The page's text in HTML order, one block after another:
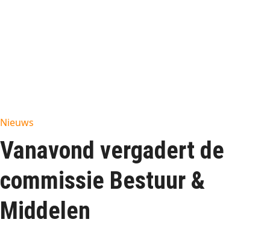
Nieuws
Vanavond vergadert de
commissie Bestuur &
Middelen